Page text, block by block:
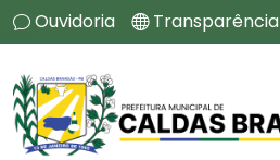
Ouvidoria Transparência